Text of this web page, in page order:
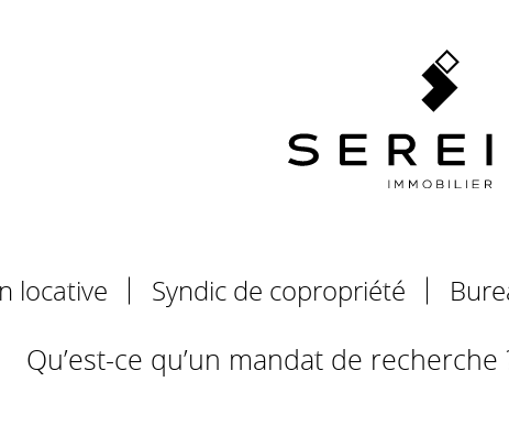
locative Syndic de copropriété
Qu’est-ce qu’un mandat de recherche